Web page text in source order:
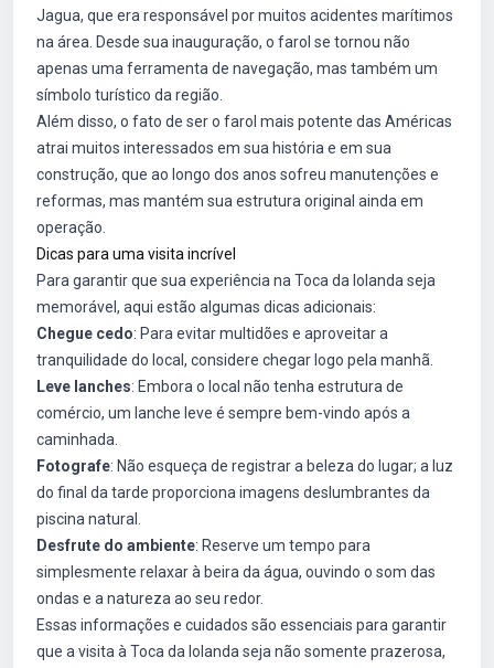
Jagua, que era responsável por muitos acidentes marítimos
na área. Desde sua inauguração, o farol se tornou não
apenas uma ferramenta de navegação, mas também um
símbolo turístico da região.
Além disso, o fato de ser o farol mais potente das Américas
atrai muitos interessados em sua história e em sua
construção, que ao longo dos anos sofreu manutenções e
reformas, mas mantém sua estrutura original ainda em
operação.
Dicas para uma visita incrível
Para garantir que sua experiência na Toca da Iolanda seja
memorável, aqui estão algumas dicas adicionais:
Chegue cedo: Para evitar multidões e aproveitar a
tranquilidade do local, considere chegar logo pela manhã.
Leve lanches: Embora o local não tenha estrutura de
comércio, um lanche leve é sempre bem-vindo após a
caminhada.
Fotografe: Não esqueça de registrar a beleza do lugar; a luz
do final da tarde proporciona imagens deslumbrantes da
piscina natural.
Desfrute do ambiente: Reserve um tempo para
simplesmente relaxar à beira da água, ouvindo o som das
ondas e a natureza ao seu redor.
Essas informações e cuidados são essenciais para garantir
que a visita à Toca da Iolanda seja não somente prazerosa,